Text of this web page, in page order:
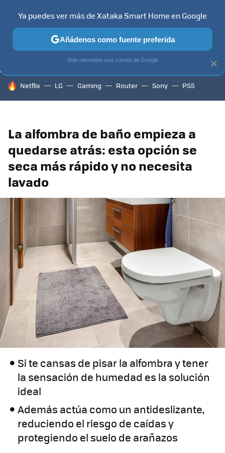
TELEVISORES CONTENIDOS SMART TV SELECCIÓN
HOY SE HABLA DE
Netflix LG Gaming Router Sony PS5
La alfombra de baño empieza a
quedarse atrás: esta opción se
seca más rápido y no necesita
lavado
Si te cansas de pisar la alfombra y tener
la sensación de humedad es la solución
ideal
Además actúa como un antideslizante,
reduciendo el riesgo de caídas y
protegiendo el suelo de arañazos
×
Ya puedes ver más de Xataka Smart Home en Google
Añádenos como fuente preferida
Solo necesitas una cuenta de Google